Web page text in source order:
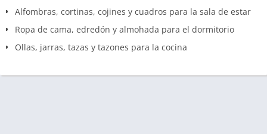
Alfombras, cortinas, cojines y cuadros para la sala de estar
Ropa de cama, edredón y almohada para el dormitorio
Ollas, jarras, tazas y tazones para la cocina